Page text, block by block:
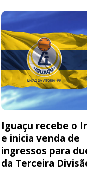
Iguaçu recebe o
e inicia venda de
ingressos para
da Terceira